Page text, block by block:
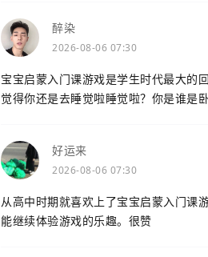
醉染
2026-08-06 07:30
宝宝启蒙入门课游戏是学生时代最大的
觉得你还是去睡觉啦睡觉啦？你是谁是
好运来
2026-08-06 07:30
从高中时期就喜欢上了宝宝启蒙入门课
能继续体验游戏的乐趣。很赞